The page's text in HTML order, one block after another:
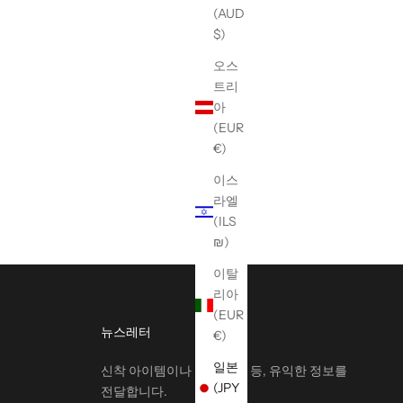
(AUD
$)
오스
트리
아
(EUR
€)
이스
라엘
(ILS
₪)
이탈
리아
(EUR
€)
일본
(JPY
【W/STUDIO】PAC-MAN YELLOW
GHOST T-Shirt
할인 가격
¥31,900
뉴스레터
신착 아이템이나 한정 쿠폰 등, 유익한 정보를
전달합니다.